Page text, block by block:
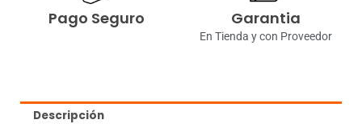
Pago Seguro Garantia
En Tienda y con Proveedor
Descripción